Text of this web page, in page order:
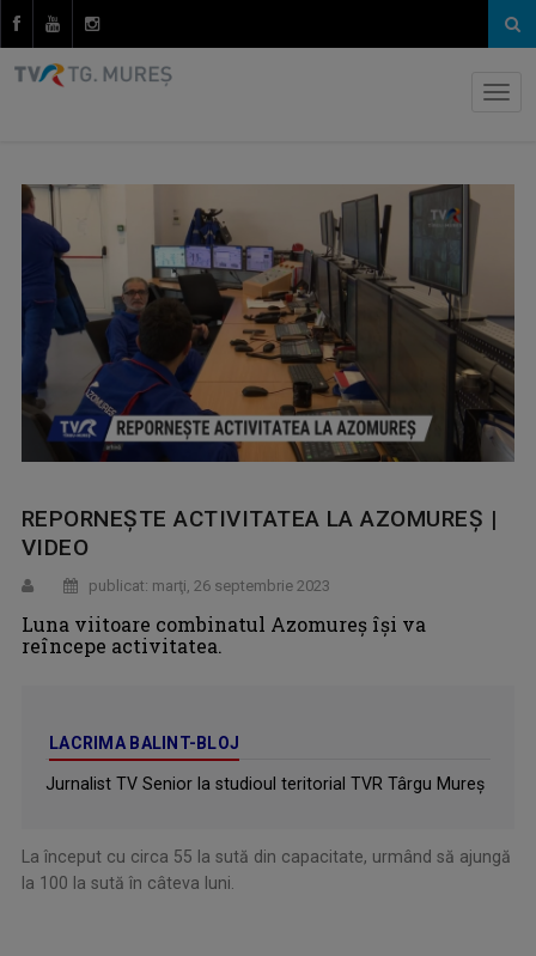
REPORNEȘTE ACTIVITATEA LA AZOMUREȘ |
VIDEO
publicat: marţi, 26 septembrie 2023
Luna viitoare combinatul Azomureș își va
reîncepe activitatea.
LACRIMA BALINT-BLOJ
Jurnalist TV Senior la studioul teritorial TVR Târgu Mureș
La început cu circa 55 la sută din capacitate, urmând să ajungă
la 100 la sută în câteva luni.